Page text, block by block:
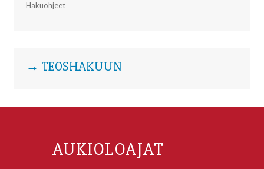
Hakuohjeet
→ TEOSHAKUUN
AUKIOLOAJAT